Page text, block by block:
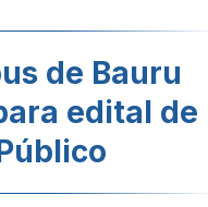
de Bauru
edital de